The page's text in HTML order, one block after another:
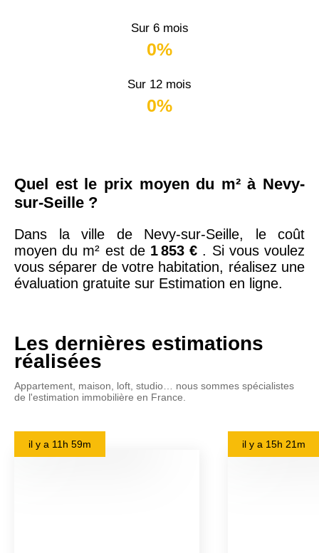
Sur 6 mois
0%
Sur 12 mois
0%
Quel est le prix moyen du m² à Nevy-
sur-Seille ?
Dans la ville de Nevy-sur-Seille, le coût
moyen du m² est de 1 853 € . Si vous voulez
vous séparer de votre habitation, réalisez une
évaluation gratuite sur Estimation en ligne.
Les dernières estimations
réalisées
Appartement, maison, loft, studio… nous sommes spécialistes
de l'estimation immobilière en France.
il y a 11h 59m il y a 15h 21m